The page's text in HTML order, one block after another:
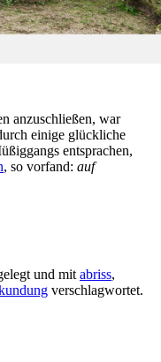
anzuschließen, war
einige glückliche
entsprachen,
, so vorfand: auf
und mit abriss,
verschlagwortet.